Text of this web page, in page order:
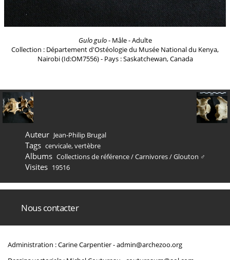
Gulo gulo- Mâle - Adulte
Collection : Département d'Ostéologie du Musée National du Kenya,
Nairobi (Id:OM7556) - Pays : Saskatchewan, Canada
Auteur Jean-Philip Brugal
Tags cervicale,vertèbre
Albums Collections de référence/Carnivores/Glouton ♂
Visites 19516
Nous contacter
Administration : Carine Carpentier -admin@archezoo.org